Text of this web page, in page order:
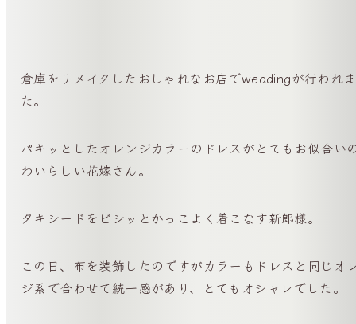
倉庫をリメイクしたおしゃれなお店でweddingが行われ
た。
パキッとしたオレンジカラーのドレスがとてもお似合い
わいらしい花嫁さん。
タキシードをビシッとかっこよく着こなす新郎様。
この日、布を装飾したのですがカラーもドレスと同じオ
ジ系で合わせて統一感があり、とてもオシャレでした。